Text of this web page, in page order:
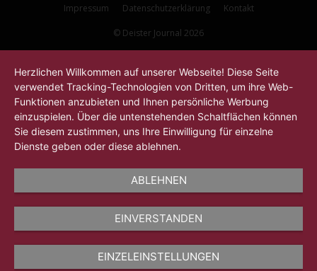
Impressum Datenschutzerklärung Kontakt
© Deister Journal 2026
Herzlichen Willkommen auf unserer Webseite! Diese Seite
verwendet Tracking-Technologien von Dritten, um ihre Web-
Funktionen anzubieten und Ihnen persönliche Werbung
einzuspielen. Über die untenstehenden Schaltflächen können
Sie diesem zustimmen, uns Ihre Einwilligung für einzelne
Dienste geben oder diese ablehnen.
ABLEHNEN
EINVERSTANDEN
EINZELEINSTELLUNGEN